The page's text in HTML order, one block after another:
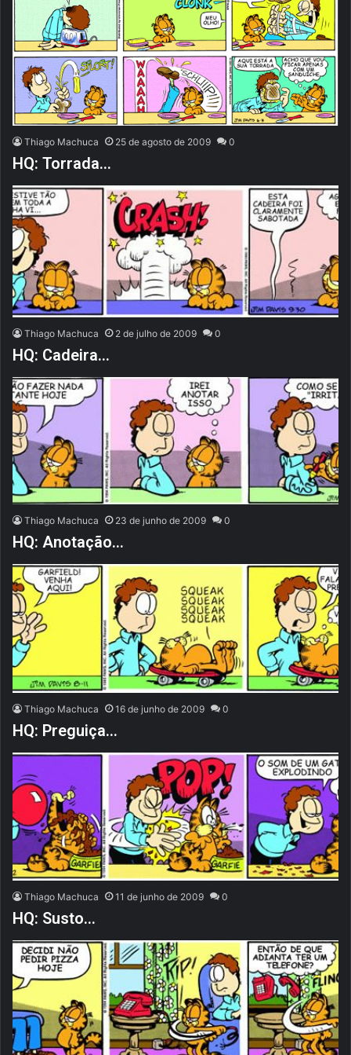
Thiago Machuca 25 de agosto de 2009 0
HQ: Torrada…
Thiago Machuca 2 de julho de 2009 0
HQ: Cadeira…
Thiago Machuca 23 de junho de 2009 0
HQ: Anotação…
Thiago Machuca 16 de junho de 2009 0
HQ: Preguiça…
Thiago Machuca 11 de junho de 2009 0
HQ: Susto…